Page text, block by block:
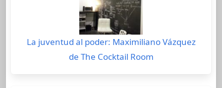
La juventud al poder: Maximiliano Vázquez
de The Cocktail Room